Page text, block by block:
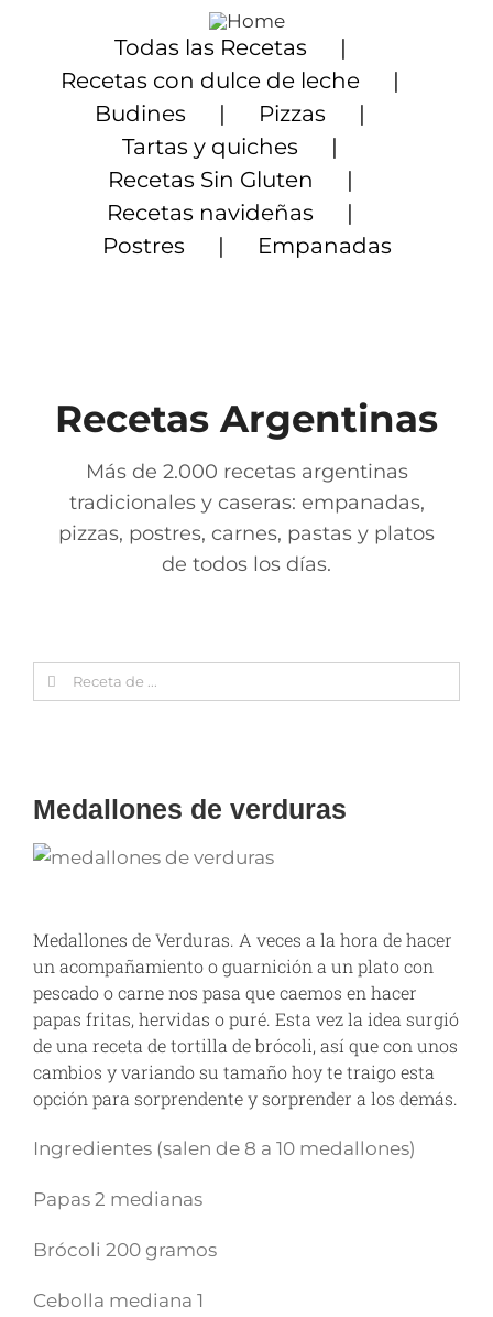
contenido
Todas las Recetas
Recetas con dulce de leche
Budines
Pizzas
Tartas y quiches
Recetas Sin Gluten
Recetas navideñas
Postres
Empanadas
Recetas Argentinas
Más de 2.000 recetas argentinas
tradicionales y caseras: empanadas,
pizzas, postres, carnes, pastas y platos
de todos los días.
Search
for:
Medallones de verduras
Medallones de Verduras. A veces a la hora de hacer
un acompañamiento o guarnición a un plato con
pescado o carne nos pasa que caemos en hacer
papas fritas, hervidas o puré. Esta vez la idea surgió
de una receta de tortilla de brócoli, así que con unos
cambios y variando su tamaño hoy te traigo esta
opción para sorprendente y sorprender a los demás.
Ingredientes (salen de 8 a 10 medallones)
Papas 2 medianas
Brócoli 200 gramos
Cebolla mediana 1